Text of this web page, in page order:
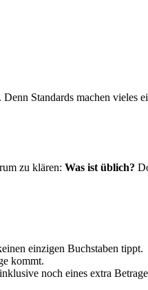
Standards machen vieles
zu klären: Was ist üblich?
einzigen Buchstaben tippt.
kommt.
noch eines extra